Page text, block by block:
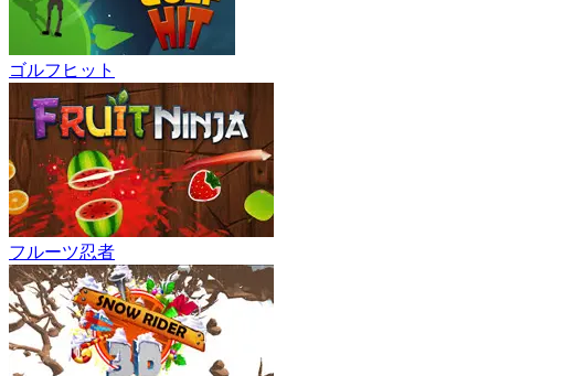
ゴルフヒット
フルーツ忍者